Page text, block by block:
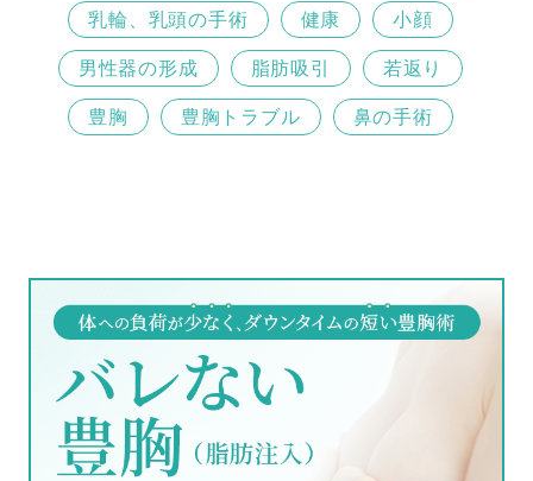
乳輪、乳頭の手術 健康 小顔
男性器の形成 脂肪吸引 若返り
豊胸 豊胸トラブル 鼻の手術